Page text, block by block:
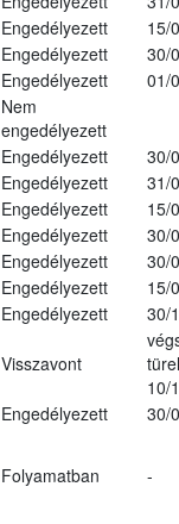
Engedélyezett
15/
Engedélyezett
30/
Engedélyezett
01/
Nem
engedélyezett
Engedélyezett
30/
Engedélyezett
31/
Engedélyezett
15/
Engedélyezett
30/
Engedélyezett
30/
Engedélyezett
15/
Engedélyezett
30/
Visszavont
10/
Engedélyezett
30/
Folyamatban -